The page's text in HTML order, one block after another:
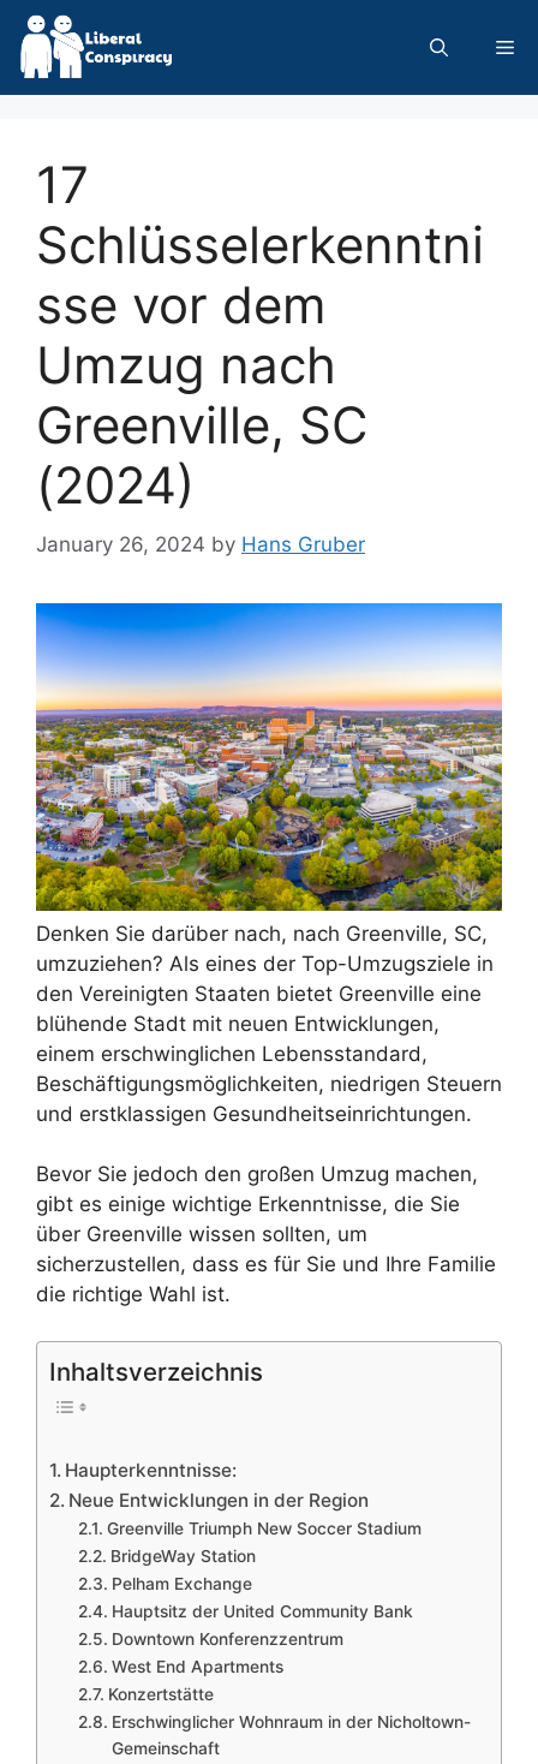
Skip
content
17
Schlüsselerkenntni
sse vor dem
Umzug nach
Greenville, SC
(2024)
January 26, 2024 by Hans Gruber
Denken Sie darüber nach, nach Greenville, SC,
umzuziehen? Als eines der Top-Umzugsziele in
den Vereinigten Staaten bietet Greenville eine
blühende Stadt mit neuen Entwicklungen,
einem erschwinglichen Lebensstandard,
Beschäftigungsmöglichkeiten, niedrigen Steuern
und erstklassigen Gesundheitseinrichtungen.
Bevor Sie jedoch den großen Umzug machen,
gibt es einige wichtige Erkenntnisse, die Sie
über Greenville wissen sollten, um
sicherzustellen, dass es für Sie und Ihre Familie
die richtige Wahl ist.
Inhaltsverzeichnis
Haupterkenntnisse:
Neue Entwicklungen in der Region
Greenville Triumph New Soccer Stadium
BridgeWay Station
Pelham Exchange
Hauptsitz der United Community Bank
Downtown Konferenzzentrum
West End Apartments
Konzertstätte
Erschwinglicher Wohnraum in der Nicholtown-
Gemeinschaft